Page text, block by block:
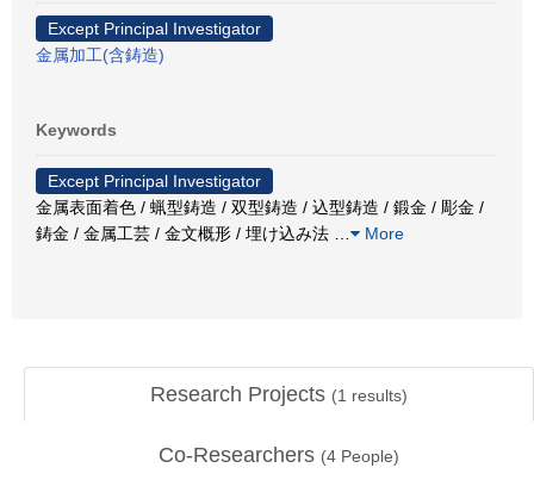
Except Principal Investigator
金属加工(含鋳造)
Keywords
Except Principal Investigator
金属表面着色 / 蝋型鋳造 / 双型鋳造 / 込型鋳造 / 鍛金 / 彫金 /
鋳金 / 金属工芸 / 金文概形 / 埋け込み法
More
Research Projects (1 results)
Co-Researchers (4 People)